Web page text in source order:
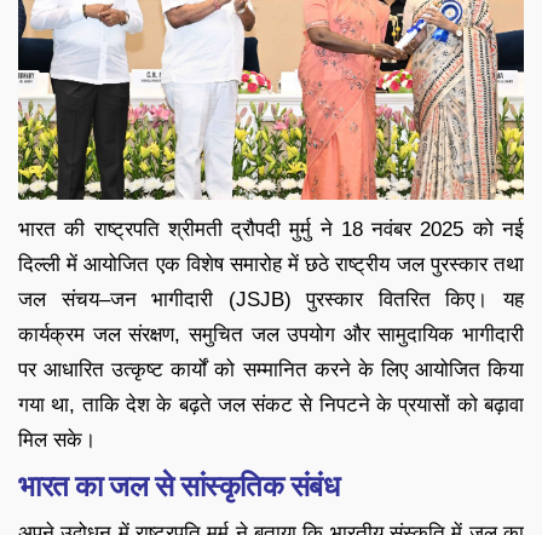
भारत की राष्ट्रपति श्रीमती द्रौपदी मुर्मु ने 18 नवंबर 2025 को नई
दिल्ली में आयोजित एक विशेष समारोह में छठे राष्ट्रीय जल पुरस्कार तथा
जल संचय–जन भागीदारी (JSJB) पुरस्कार वितरित किए। यह
कार्यक्रम जल संरक्षण, समुचित जल उपयोग और सामुदायिक भागीदारी
पर आधारित उत्कृष्ट कार्यों को सम्मानित करने के लिए आयोजित किया
गया था, ताकि देश के बढ़ते जल संकट से निपटने के प्रयासों को बढ़ावा
मिल सके।
भारत का जल से सांस्कृतिक संबंध